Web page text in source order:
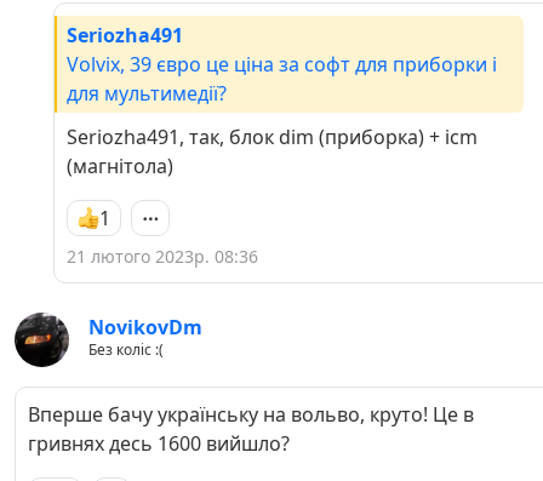
Seriozha491
Volvix, 39 євро це ціна за софт для приборки і
для мультимедії?
Seriozha491, так, блок dim (приборка) + icm
(магнітола)
1
21 лютого 2023р. 08:36
NovikovDm
Без коліс :(
Вперше бачу українську на вольво, круто! Це в
гривнях десь 1600 вийшло?